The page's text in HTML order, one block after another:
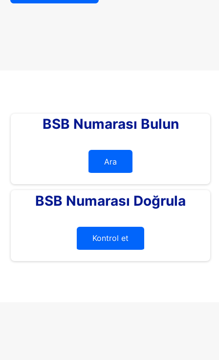
BSB Numarası Bulun
Ara
BSB Numarası Doğrula
Kontrol et